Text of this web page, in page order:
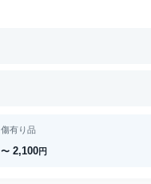
傷有り品
〜 2,100円